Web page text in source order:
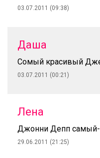
03.07.2011 (09:38)
Даша
Сомый красивый
03.07.2011 (00:21)
Лена
Джонни Депп
29.06.2011 (21:25)